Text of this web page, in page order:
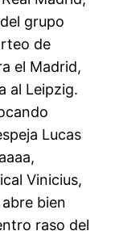
grupo
de
el Madrid,
al Leipzig.
Lucas
Vinicius,
bien
raso del